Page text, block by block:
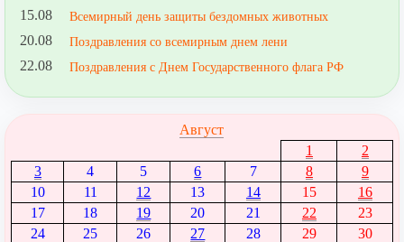
15.08 Всемирный день защиты бездомных животных
20.08 Поздравления со всемирным днем лени
22.08 Поздравления с Днем Государственного флага РФ
Август
1
2
3
4 5 6 7 8
9
10
11 12 13 14 15
16
17
18 19 20 21 22
23
24
25 26 27 28 29
30